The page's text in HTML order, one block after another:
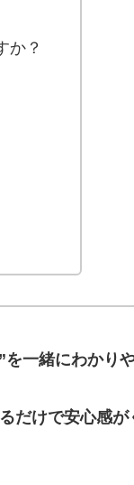
か？
一緒にわかり
だけで安心感が